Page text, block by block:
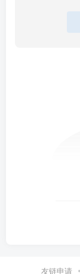
友链申请